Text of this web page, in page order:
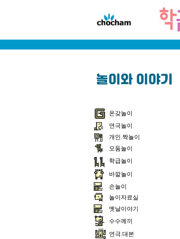
온갖놀이
연극놀이
개인.짝놀이
모둠놀이
학급놀이
바깥놀이
손놀이
놀이자료실
옛날이야기
수수께끼
연극.대본